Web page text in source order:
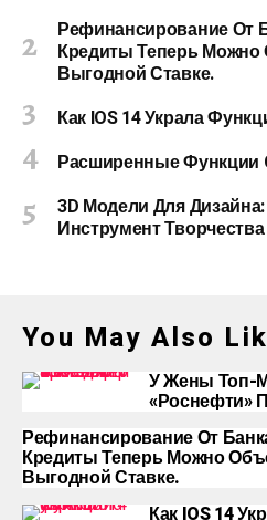
Рефинансирование От
Кредиты Теперь
Выгодной Ставке.
Как IOS 14 Украла
Расширенные Функции
3D Модели Для
Инструмент Творчества
You May Also
У Жены Топ-
«Роснефти»
Рефинансирование От
Кредиты Теперь Можно
Выгодной Ставке.
Как IOS 14